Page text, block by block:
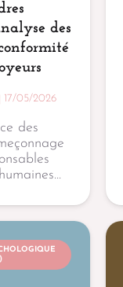
des
17/05/2026
des